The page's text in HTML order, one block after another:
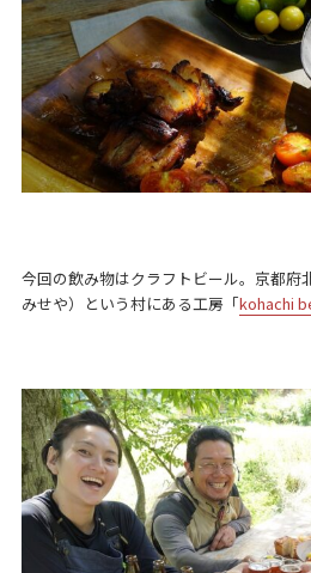
今回の飲み物はクラフトビール。京都府
みせや）という村にある工房「kohachi